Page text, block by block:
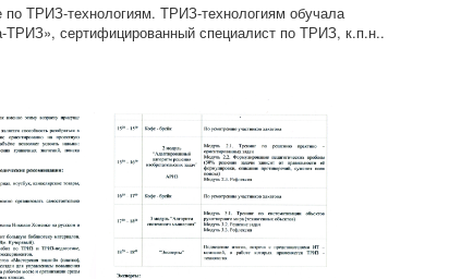
по ТРИЗ-технологиям. ТРИЗ-технологиям обучала
ТРИЗ», сертифицированный специалист по ТРИЗ, к.п.н..